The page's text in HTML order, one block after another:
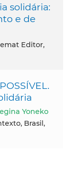
solidária:
e de
Editor,
Yoneko
Brasil,